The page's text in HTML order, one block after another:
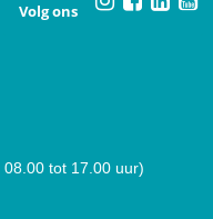
Volg ons
tot 17.00 uur)